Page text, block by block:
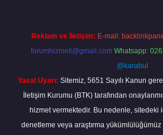
Reklam ve İletişim: E-mail:
forumhizmeti@gmail.com Whatsapp:
@karabul
Yasal Uyarı: Sitemiz, 5651 Sayılı Kanun
İletişim Kurumu (BTK) tarafından
hizmet vermektedir. Bu nedenle, sitedeki
denetleme veya araştırma yükümlülüğümüz